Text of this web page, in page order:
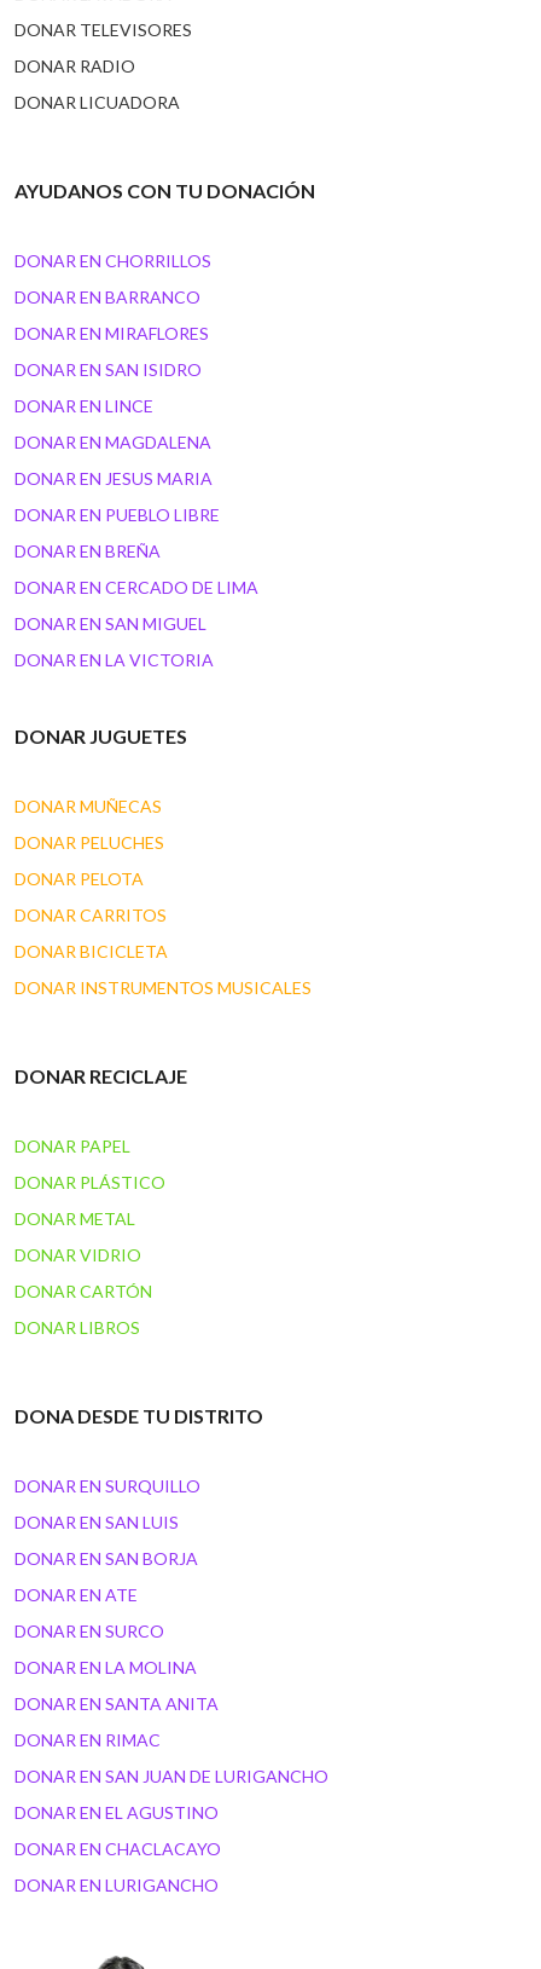
DONAR TELEVISORES
DONAR RADIO
DONAR LICUADORA
AYUDANOS CON TU DONACIÓN
DONAR EN CHORRILLOS
DONAR EN BARRANCO
DONAR EN MIRAFLORES
DONAR EN SAN ISIDRO
DONAR EN LINCE
DONAR EN MAGDALENA
DONAR EN JESUS MARIA
DONAR EN PUEBLO LIBRE
DONAR EN BREÑA
DONAR EN CERCADO DE LIMA
DONAR EN SAN MIGUEL
DONAR EN LA VICTORIA
DONAR JUGUETES
DONAR MUÑECAS
DONAR PELUCHES
DONAR PELOTA
DONAR CARRITOS
DONAR BICICLETA
DONAR INSTRUMENTOS MUSICALES
DONAR RECICLAJE
DONAR PAPEL
DONAR PLÁSTICO
DONAR METAL
DONAR VIDRIO
DONAR CARTÓN
DONAR LIBROS
DONA DESDE TU DISTRITO
DONAR EN SURQUILLO
DONAR EN SAN LUIS
DONAR EN SAN BORJA
DONAR EN ATE
DONAR EN SURCO
DONAR EN LA MOLINA
DONAR EN SANTA ANITA
DONAR EN RIMAC
DONAR EN SAN JUAN DE LURIGANCHO
DONAR EN EL AGUSTINO
DONAR EN CHACLACAYO
DONAR EN LURIGANCHO